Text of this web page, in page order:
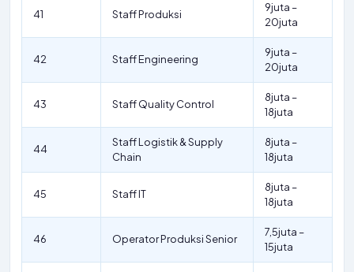
41 Staff Produksi
9juta –
20juta
42 Staff Engineering
9juta –
20juta
43 Staff Quality Control
8juta –
18juta
44
Staff Logistik & Supply
Chain
8juta –
18juta
45 Staff IT
8juta –
18juta
46 Operator Produksi Senior
7,5juta –
15juta